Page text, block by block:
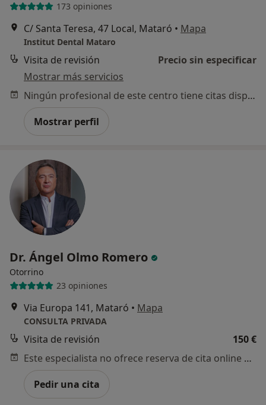
173 opiniones
C/ Santa Teresa, 47 Local, Mataró • Mapa
Institut Dental Mataro
Visita de revisión
Precio sin especificar
Mostrar más servicios
Ningún profesional de este centro tiene citas disponibles
Mostrar perfil
Dr. Ángel Olmo Romero
Otorrino
23 opiniones
Via Europa 141, Mataró • Mapa
CONSULTA PRIVADA
Visita de revisión
150 €
Este especialista no ofrece reserva de cita online en esta dirección.
Pedir una cita